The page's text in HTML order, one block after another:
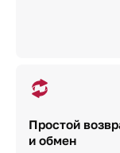
Простой
и обмен